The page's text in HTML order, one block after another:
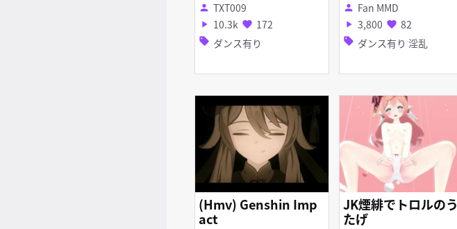
person TXT009
play_arrow 10.3k favorite 172
sell ダンス有り
nfei R-18
person Fan MMD
play_arrow 3,800 favorite 82
sell ダンス有り 淫乱
(Hmv) Genshin Imp
act
JK煙緋でトロルのう
たげ